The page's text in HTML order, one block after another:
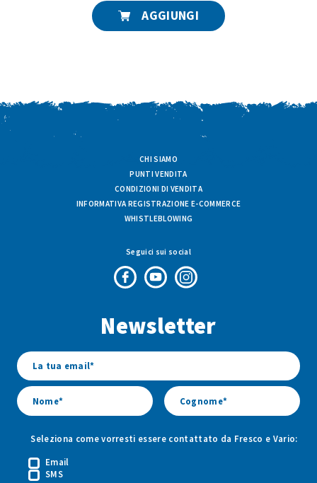
AGGIUNGI
CHI SIAMO
PUNTI VENDITA
CONDIZIONI DI VENDITA
INFORMATIVA REGISTRAZIONE E-COMMERCE
WHISTLEBLOWING
Seguici sui social
di
di
di
Newsletter
Seleziona come vorresti essere contattato da Fresco e Vario:
Email
SMS